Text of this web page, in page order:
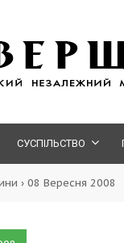
СУСПІЛЬСТВО
› 08 Вересня 2008